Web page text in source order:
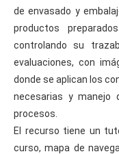
de envasado y
productos
controlando su
evaluaciones, con
donde se aplican los
necesarias y manejo
procesos.
El recurso tiene un
curso, mapa de